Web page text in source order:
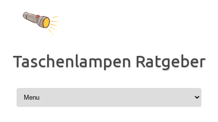
springen
Taschenlampen Ratgeber